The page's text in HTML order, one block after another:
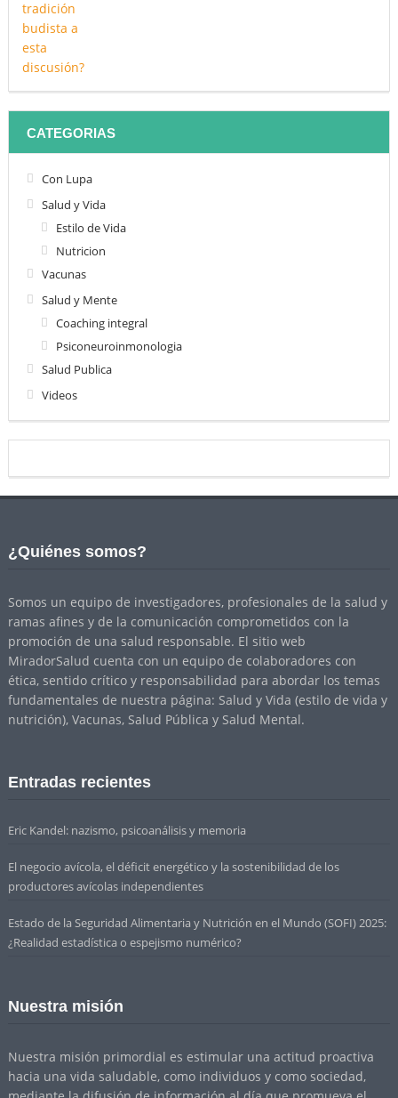
CATEGORIAS
Con Lupa
Salud y Vida
Estilo de Vida
Nutricion
Vacunas
Salud y Mente
Coaching integral
Psiconeuroinmonologia
Salud Publica
Videos
¿Quiénes somos?
Somos un equipo de investigadores, profesionales de la salud y
ramas afines y de la comunicación comprometidos con la
promoción de una salud responsable. El sitio web
MiradorSalud cuenta con un equipo de colaboradores con
ética, sentido crítico y responsabilidad para abordar los temas
fundamentales de nuestra página: Salud y Vida (estilo de vida y
nutrición), Vacunas, Salud Pública y Salud Mental.
Entradas recientes
Eric Kandel: nazismo, psicoanálisis y memoria
El negocio avícola, el déficit energético y la sostenibilidad de los
productores avícolas independientes
Estado de la Seguridad Alimentaria y Nutrición en el Mundo (SOFI) 2025:
¿Realidad estadística o espejismo numérico?
Nuestra misión
Nuestra misión primordial es estimular una actitud proactiva
hacia una vida saludable, como individuos y como sociedad,